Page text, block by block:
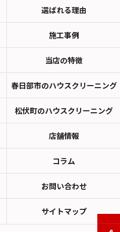
選ばれる理由
施工事例
当店の特徴
春日部市のハウスクリーニング
松伏町のハウスクリーニング
店舗情報
コラム
お問い合わせ
サイトマップ